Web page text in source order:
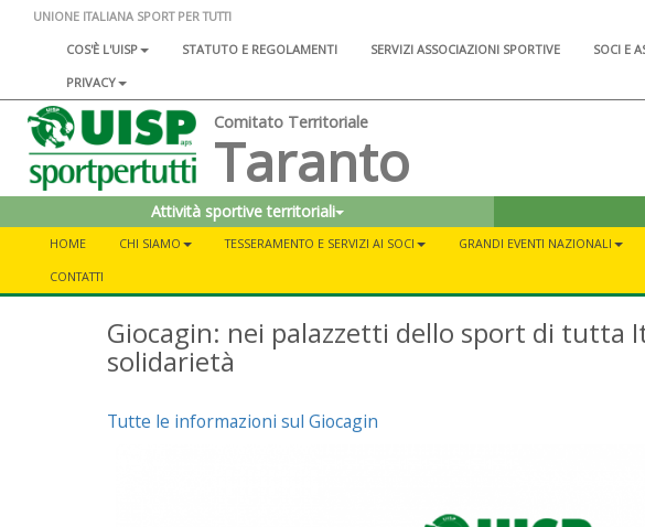
UNIONE ITALIANA SPORT PER TUTTI
COS'È L'UISP
STATUTO E REGOLAMENTI SERVIZI ASSOCIAZIONI SPORTIVE SOCI E
PRIVACY
Comitato Territoriale
Taranto
Attività sportive territoriali
HOME CHI SIAMO TESSERAMENTO E SERVIZI AI SOCI GRANDI EVENTI NAZIONALI
CONTATTI
Giocagin: nei palazzetti dello sport di tutta
solidarietà
Tutte le informazioni sul Giocagin